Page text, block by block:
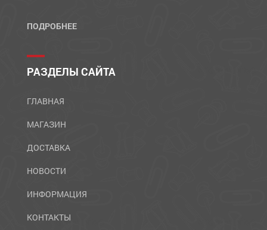
ПОДРОБНЕЕ
РАЗДЕЛЫ САЙТА
ГЛАВНАЯ
МАГАЗИН
ДОСТАВКА
НОВОСТИ
ИНФОРМАЦИЯ
КОНТАКТЫ